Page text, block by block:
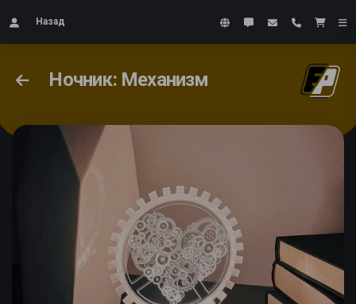
Назад
Ночник: Механизм